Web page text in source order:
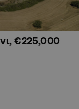
€225,000